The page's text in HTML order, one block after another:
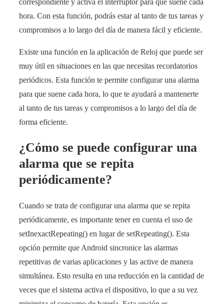
hora. Con esta función, podrás estar al tanto de tus tareas y
compromisos a lo largo del día de manera fácil y eficiente.
Existe una función en la aplicación de Reloj que puede ser
muy útil en situaciones en las que necesitas recordatorios
periódicos. Esta función te permite configurar una alarma
para que suene cada hora, lo que te ayudará a mantenerte
al tanto de tus tareas y compromisos a lo largo del día de
forma eficiente.
¿Cómo se puede configurar una
alarma que se repita
periódicamente?
Cuando se trata de configurar una alarma que se repita
periódicamente, es importante tener en cuenta el uso de
setInexactRepeating() en lugar de setRepeating(). Esta
opción permite que Android sincronice las alarmas
repetitivas de varias aplicaciones y las active de manera
simultánea. Esto resulta en una reducción en la cantidad de
veces que el sistema activa el dispositivo, lo que a su vez